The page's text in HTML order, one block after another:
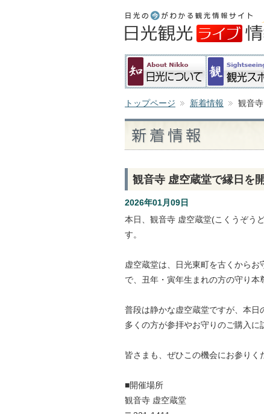
トップページ 新着情報 観音
観音寺 虚空蔵堂で縁日を
2026年01月09日
本日、観音寺 虚空蔵堂(こくうぞう
す。
虚空蔵堂は、日光東町を古くから
で、丑年・寅年生まれの方の守り本
普段は静かな虚空蔵堂ですが、本日
多くの方が参拝やお守りのご購入に
皆さまも、ぜひこの機会にお参りく
■開催場所
観音寺 虚空蔵堂